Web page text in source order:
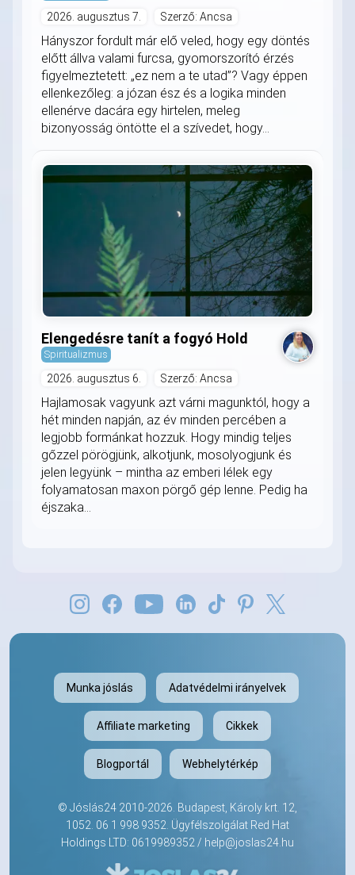
2026. augusztus 7. Szerző: Ancsa
Hányszor fordult már elő veled, hogy egy döntés
előtt állva valami furcsa, gyomorszorító érzés
figyelmeztetett: „ez nem a te utad”? Vagy éppen
ellenkezőleg: a józan ész és a logika minden
ellenérve dacára egy hirtelen, meleg
bizonyosság öntötte el a szívedet, hogy...
Elengedésre tanít a fogyó Hold
Spiritualizmus
2026. augusztus 6. Szerző: Ancsa
Hajlamosak vagyunk azt várni magunktól, hogy a
hét minden napján, az év minden percében a
legjobb formánkat hozzuk. Hogy mindig teljes
gőzzel pörögjünk, alkotjunk, mosolyogjunk és
jelen legyünk – mintha az emberi lélek egy
folyamatosan maxon pörgő gép lenne. Pedig ha
éjszaka...
Munka jóslás Adatvédelmi irányelvek
Affiliate marketing Cikkek
Blogportál Webhelytérkép
© Jóslás24 2010-2026. Budapest, Károly krt. 12,
1052. 06 1 998 9352. Ügyfélszolgálat Red Hat
Holdings LTD: 0619989352 / help@joslas24.hu